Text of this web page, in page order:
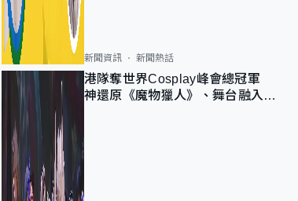
新聞資訊 新聞熱話
港隊奪世界Cosplay峰會總冠軍
神還原《魔物獵人》、舞台融入獅